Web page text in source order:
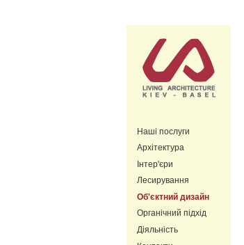
Наші послуги
Архітектура
Інтер'єри
Лесирування
Об'єктний дизайн
Органічний підхід
Діяльність